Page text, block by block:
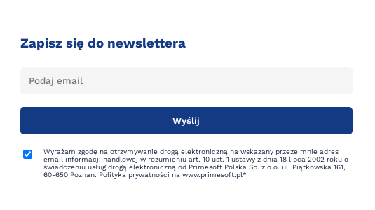
Zapisz się do newslettera
Wyrażam zgodę na otrzymywanie drogą elektroniczną na wskazany przeze mnie adres
email informacji handlowej w rozumieniu art. 10 ust. 1 ustawy z dnia 18 lipca 2002 roku o
świadczeniu usług drogą elektroniczną od Primesoft Polska Sp. z o.o. ul. Piątkowska 161,
60-650 Poznań. Polityka prywatności na www.primesoft.pl*